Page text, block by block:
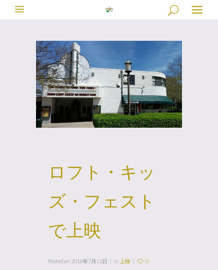
ロフト・キッ
ズ・フェスト
で上映
Posted on 2016年7月12日 in 上映 0